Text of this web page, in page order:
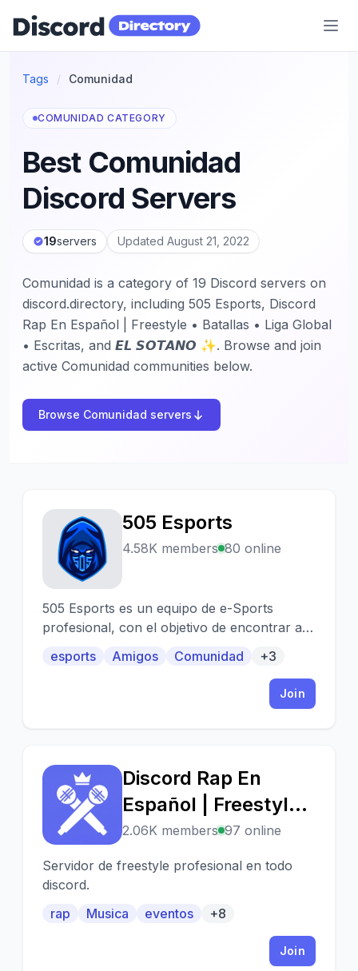
Discord Directory
Tags / Comunidad
COMUNIDAD CATEGORY
Best Comunidad
Discord Servers
19servers Updated August 21, 2022
Comunidad is a category of 19 Discord servers on
discord.directory, including 505 Esports, Discord
Rap En Español | Freestyle • Batallas • Liga Global
• Escritas, and 𝙀𝙇 𝙎𝙊𝙏𝘼𝙉𝙊 ✨. Browse and join
active Comunidad communities below.
Browse Comunidad servers
5
505 Esports
4.58K members 80 online
505 Esports es un equipo de e-Sports
profesional, con el objetivo de encontrar a
esports Amigos Comunidad +3
Join
D
Discord Rap En
Español | Freestyle •
Batallas • Liga
Global • Escritas
2.06K members 97 online
Servidor de freestyle profesional en todo
discord.
rap
Musica eventos +8
Join